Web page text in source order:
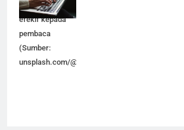
pikiran secara
efekif kepada
pembaca
(Sumber:
unsplash.com/@kaitlynbaker)